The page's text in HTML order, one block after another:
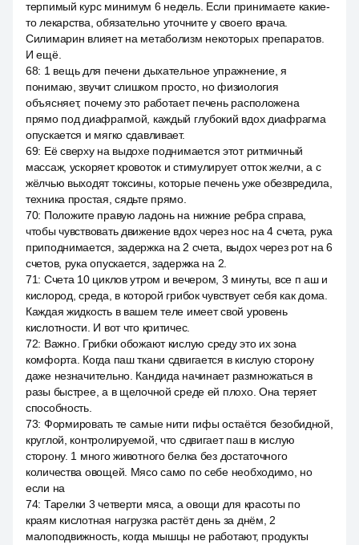
терпимый курс минимум 6 недель. Если принимаете какие-
то лекарства, обязательно уточните у своего врача.
Силимарин влияет на метаболизм некоторых препаратов.
И ещё.
68: 1 вещь для печени дыхательное упражнение, я
понимаю, звучит слишком просто, но физиология
объясняет, почему это работает печень расположена
прямо под диафрагмой, каждый глубокий вдох диафрагма
опускается и мягко сдавливает.
69: Её сверху на выдохе поднимается этот ритмичный
массаж, ускоряет кровоток и стимулирует отток желчи, а с
жёлчью выходят токсины, которые печень уже обезвредила,
техника простая, сядьте прямо.
70: Положите правую ладонь на нижние ребра справа,
чтобы чувствовать движение вдох через нос на 4 счета, рука
приподнимается, задержка на 2 счета, выдох через рот на 6
счетов, рука опускается, задержка на 2.
71: Счета 10 циклов утром и вечером, 3 минуты, все п аш и
кислород, среда, в которой грибок чувствует себя как дома.
Каждая жидкость в вашем теле имеет свой уровень
кислотности. И вот что критичес.
72: Важно. Грибки обожают кислую среду это их зона
комфорта. Когда паш ткани сдвигается в кислую сторону
даже незначительно. Кандида начинает размножаться в
разы быстрее, а в щелочной среде ей плохо. Она теряет
способность.
73: Формировать те самые нити гифы остаётся безобидной,
круглой, контролируемой, что сдвигает паш в кислую
сторону. 1 много животного белка без достаточного
количества овощей. Мясо само по себе необходимо, но
если на
74: Тарелки 3 четверти мяса, а овощи для красоты по
краям кислотная нагрузка растёт день за днём, 2
малоподвижность, когда мышцы не работают, продукты